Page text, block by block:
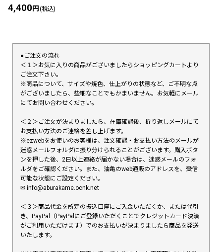
4,400円 (税込)
●ご注文の流れ
＜１＞お気に入りの商品がございましたらショッピングカートより
ご注文下さい。
※商品について、サイズや焼色、仕上がりの状態など、ご不明な点
がございましたら、些細なことでもかまいません。お気軽にメール
にてお問い合わせください。
＜２＞ご注文が決まりましたら、在庫確認後、折り返しメールにて
お支払い方法のご連絡を差し上げます。
※ezwebをお使いのお客様は、注文確認・お支払い方法のメールが
迷惑メールフォルダに振り分けられることがございます。購入ボタ
ンを押した後、2日以上連絡が届かない場合は、迷惑メールのフォ
ルダをご確認ください。また、油亀のweb通販のアドレスを、受信
可能な状態にご設定ください。
✉︎ info@aburakame.ocnk.net
＜３＞商品代金を所定の振込口座にご入金いただくか、または代引
き、PayPal（PayPalにご登録いただくことでクレジットカード決済
がご利用いただけます）でのお支払いが決まりましたら商品を発送
いたします。